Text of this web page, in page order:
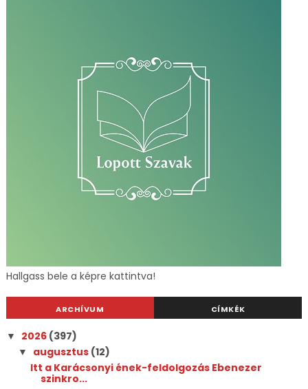
Hallgass bele a képre kattintva!
ARCHÍVUM CÍMKÉK
▼ 2026 (397)
▼ augusztus (12)
Itt a Karácsonyi ének-feldolgozás Ebenezer
szinkro...